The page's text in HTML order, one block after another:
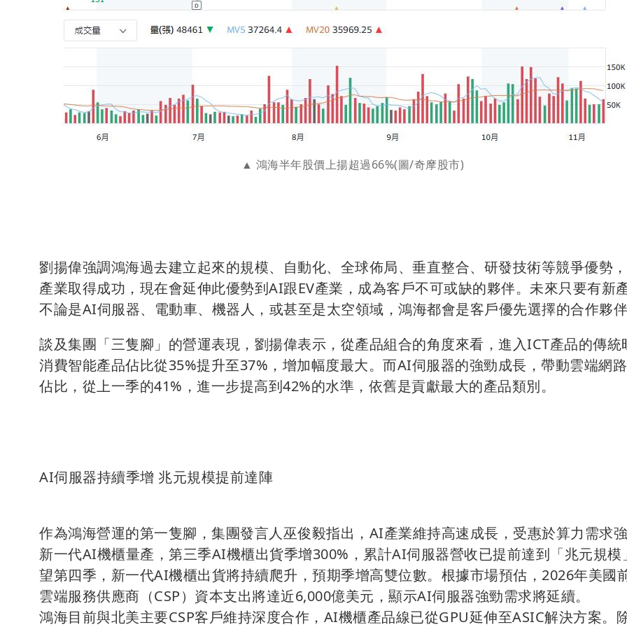
鴻海半年股價上揚超過66%(圖/奇摩股市)
劉揚偉強調鴻海過去建立起來的規模、自動化、全球佈局、垂直整合、研發技術等競爭優勢
產業取得成功，現在會延伸此優勢到AI跟EV產業，成為客戶不可或缺的夥伴。未來只要有新
不論是AI伺服器、電動車、機器人，或甚至是太空領域，鴻海都會是客戶優先選擇的合作夥伴
談及集團「三隻腳」的營運表現，劉揚偉表示，從產品組合的角度來看，進入ICT產品的傳統
消費智能產品佔比從35%提升至37%，增加幅度最大。而AI伺服器的強勁成長，帶動雲端網
佔比，從上一季的41%，進一步提高到42%的水準，依舊是貢獻最大的產品類別。
AI伺服器持續季增 兆元規模提前達陣
作為鴻海營運的第一隻腳，集團發言人巫俊毅指出，AI產業維持高速成長，受惠於算力需求
新一代AI機櫃量產，第三季AI機櫃出貨季增300%，累計AI伺服器營收已提前達到「兆元規模
望第四季，新一代AI機櫃出貨將持續爬升，預期季增高雙位數。根據市場預估，2026年美國
雲端服務供應商（CSP）資本支出將達近6,000億美元，顯示AI伺服器強勁需求將延續。
鴻海目前與北美主要CSP客戶維持深度合作，AI機櫃產品線已從GPU延伸至ASIC解決方案。